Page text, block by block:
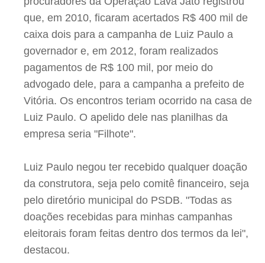
que, em 2010, ficaram acertados R$ 400 mil de
caixa dois para a campanha de Luiz Paulo a
governador e, em 2012, foram realizados
pagamentos de R$ 100 mil, por meio do
advogado dele, para a campanha a prefeito de
Vitória. Os encontros teriam ocorrido na casa de
Luiz Paulo. O apelido dele nas planilhas da
empresa seria "Filhote".
Luiz Paulo negou ter recebido qualquer doação
da construtora, seja pelo comitê financeiro, seja
pelo diretório municipal do PSDB. "Todas as
doações recebidas para minhas campanhas
eleitorais foram feitas dentro dos termos da lei",
destacou.